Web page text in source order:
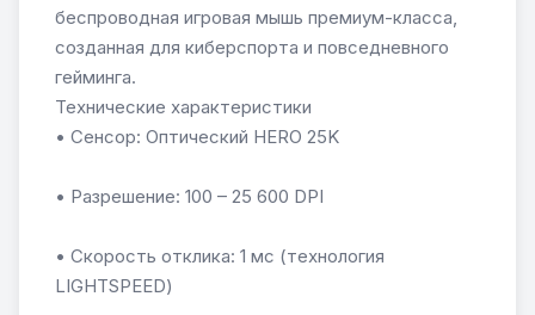
беспроводная игровая мышь премиум-класса,
созданная для киберспорта и повседневного
гейминга.
Технические характеристики
• Сенсор: Оптический HERO 25K
• Разрешение: 100 – 25 600 DPI
• Скорость отклика: 1 мс (технология
LIGHTSPEED)